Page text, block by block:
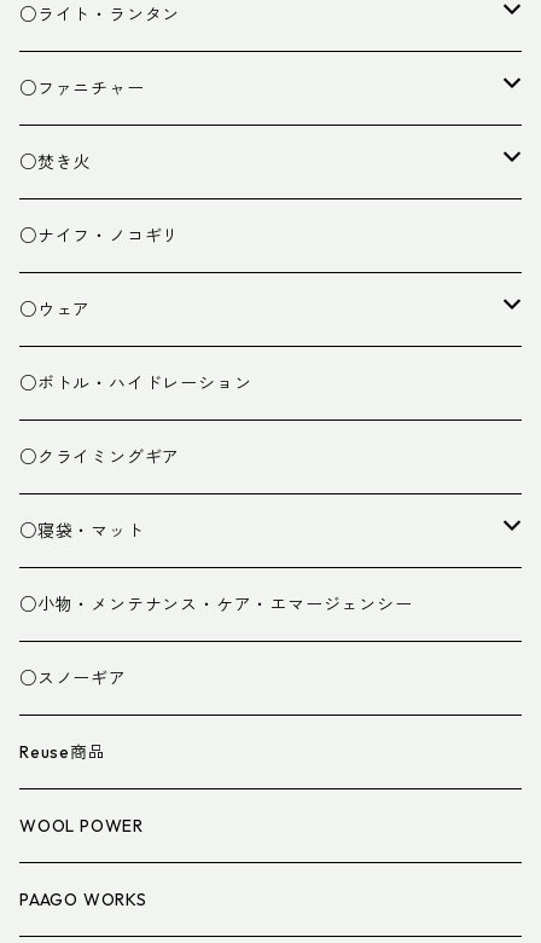
カトラリー
クッキング小物
タープ
ペグ・ハンマー・小物
○ライト・ランタン
ライト
ランタン
○ファニチャー
テーブル
チェア
○焚き火
焚き火台
焚き火小物
○ナイフ・ノコギリ
○ウェア
ミドルレイヤー
ベースレイヤー
パンツ
グローブ
スパッツ・ゲイター
衣類小物
アイウェア
○ボトル・ハイドレーション
○クライミングギア
○寝袋・マット
寝袋
マット
寝具小物
○小物・メンテナンス・ケア・エマージェンシー
○スノーギア
Reuse商品
WOOL POWER
PAAGO WORKS